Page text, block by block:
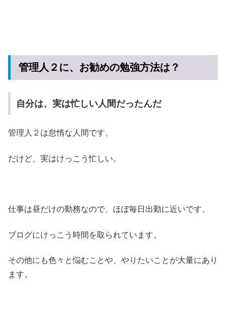
管理人２に、お勧めの勉強方法は？
自分は、実は忙しい人間だったんだ
管理人２は怠惰な人間です、
だけど、実はけっこう忙しい。
仕事は昼だけの勤務なので、ほぼ毎日出勤に近いです。
ブログにけっこう時間を取られています。
その他にも色々と悩むことや、やりたいことが大量にあり
ます。